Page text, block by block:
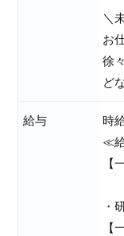
＼
お
徐
ど
給与
時
≪
【
・
【